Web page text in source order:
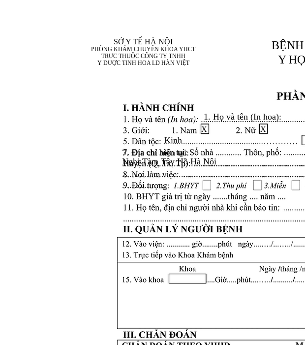
SỞ Y TẾ HÀ NỘI
PHÒNG KHÁM CHUYÊN KHOA YHCT
TRỰC THUỘC CÔNG TY TNHH
Y DƯỢC TINH HOA LD HÀN VIỆT
Y
1. Họ và tên (In hoa):
X X
Kinh
7. Địa chỉ hiện tại:
..................
Nghi Tàm Tây Hồ Hà Nội